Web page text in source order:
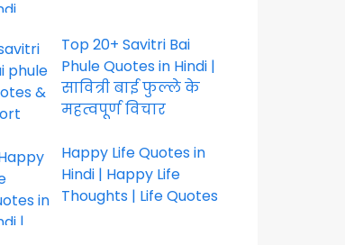
Top 20+ Savitri Bai
Phule Quotes in Hindi |
सावित्री बाई फुल्ले के
महत्वपूर्ण विचार
Happy Life Quotes in
Hindi | Happy Life
Thoughts | Life Quotes